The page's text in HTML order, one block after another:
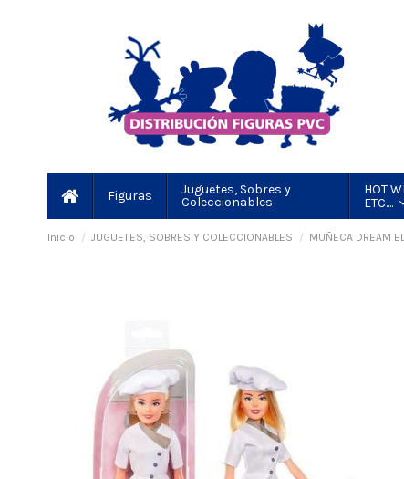
Figuras
Juguetes, Sobres y
Coleccionables
HOT
ETC....
Inicio JUGUETES, SOBRES Y COLECCIONABLES MUÑECA DREAM